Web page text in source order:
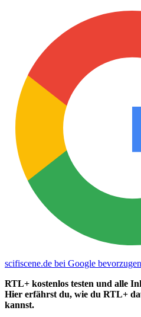
scifiscene.de bei Google bevorzugen
RTL+ kostenlos testen und alle
Hier erfährst du, wie du RTL+
kannst.